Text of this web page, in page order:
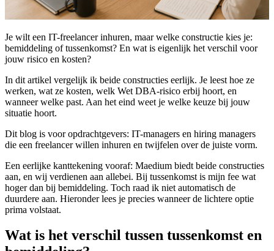
Je wilt een IT-freelancer inhuren, maar welke constructie kies je:
bemiddeling of tussenkomst? En wat is eigenlijk het verschil voor
jouw risico en kosten?
In dit artikel vergelijk ik beide constructies eerlijk. Je leest hoe ze
werken, wat ze kosten, welk Wet DBA-risico erbij hoort, en
wanneer welke past. Aan het eind weet je welke keuze bij jouw
situatie hoort.
Dit blog is voor opdrachtgevers: IT-managers en hiring managers
die een freelancer willen inhuren en twijfelen over de juiste vorm.
Een eerlijke kanttekening vooraf: Maedium biedt beide constructies
aan, en wij verdienen aan allebei. Bij tussenkomst is mijn fee wat
hoger dan bij bemiddeling. Toch raad ik niet automatisch de
duurdere aan. Hieronder lees je precies wanneer de lichtere optie
prima volstaat.
Wat is het verschil tussen tussenkomst en